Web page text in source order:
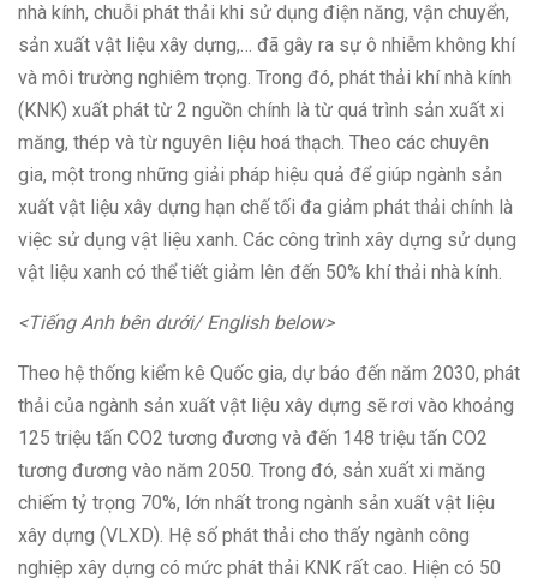
nhà kính, chuỗi phát thải khi sử dụng điện năng, vận chuyển,
sản xuất vật liệu xây dựng,… đã gây ra sự ô nhiễm không khí
và môi trường nghiêm trọng. Trong đó, phát thải khí nhà kính
(KNK) xuất phát từ 2 nguồn chính là từ quá trình sản xuất xi
măng, thép và từ nguyên liệu hoá thạch. Theo các chuyên
gia, một trong những giải pháp hiệu quả để giúp ngành sản
xuất vật liệu xây dựng hạn chế tối đa giảm phát thải chính là
việc sử dụng vật liệu xanh. Các công trình xây dựng sử dụng
vật liệu xanh có thể tiết giảm lên đến 50% khí thải nhà kính.
<Tiếng Anh bên dưới/ English below>
Theo hệ thống kiểm kê Quốc gia, dự báo đến năm 2030, phát
thải của ngành sản xuất vật liệu xây dựng sẽ rơi vào khoảng
125 triệu tấn CO2 tương đương và đến 148 triệu tấn CO2
tương đương vào năm 2050. Trong đó, sản xuất xi măng
chiếm tỷ trọng 70%, lớn nhất trong ngành sản xuất vật liệu
xây dựng (VLXD). Hệ số phát thải cho thấy ngành công
nghiệp xây dựng có mức phát thải KNK rất cao. Hiện có 50